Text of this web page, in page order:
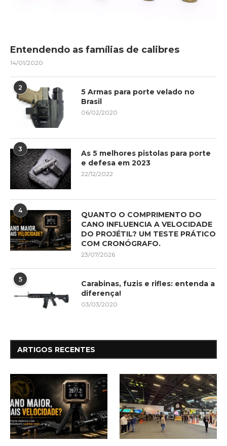
Entendendo as famílias de calibres
14/01/2020
2
5 Armas para porte velado no
Brasil
06/02/2020
3
As 5 melhores pistolas para porte
e defesa em 2023
22/12/2022
4
QUANTO O COMPRIMENTO DO
CANO INFLUENCIA A VELOCIDADE
DO PROJÉTIL? UM TESTE PRÁTICO
COM CRONÓGRAFO.
23/07/2026
5
Carabinas, fuzis e rifles: entenda a
diferença!
03/03/2020
ARTIGOS RECENTES